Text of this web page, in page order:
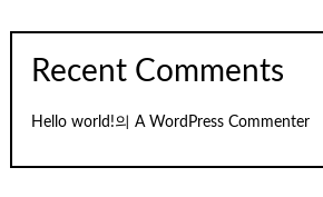
Recent Comments
Hello world!의A WordPress Commenter